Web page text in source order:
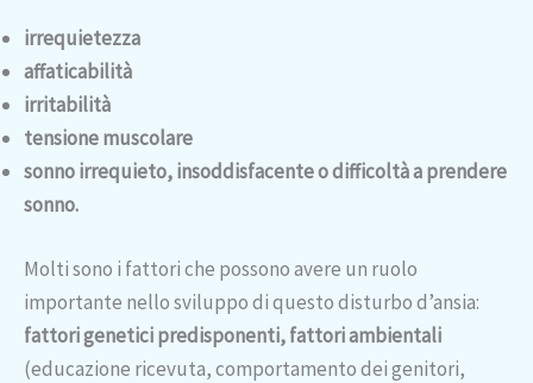
irrequietezza
affaticabilità
irritabilità
tensione muscolare
sonno irrequieto, insoddisfacente o difficoltà a prendere
sonno.
Molti sono i fattori che possono avere un ruolo
importante nello sviluppo di questo disturbo d’ansia:
fattori genetici predisponenti, fattori ambientali
(educazione ricevuta, comportamento dei genitori,